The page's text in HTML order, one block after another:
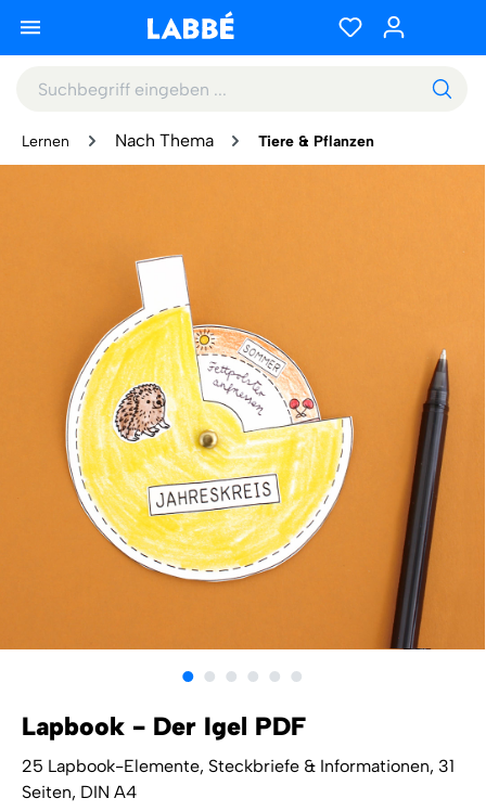
Lernen Nach Thema Tiere & Pflanzen
Lapbook - Der Igel PDF
25 Lapbook-Elemente, Steckbriefe & Informationen, 31
Seiten, DIN A4